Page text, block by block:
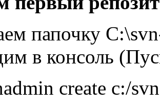
папочку
в консоль
create c:/